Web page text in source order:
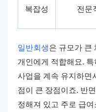
복잡성 전문
일반회생은 규모가 큰
개인에게 적합해요.
사업을 계속 유지하면
점이 큰 장점이죠. 반
정해져 있고 주로 급